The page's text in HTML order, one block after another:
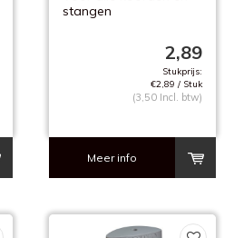
stangen
2,89
Stukprijs:
€2,89 / Stuk
(3,50 Incl. btw)
Meer info